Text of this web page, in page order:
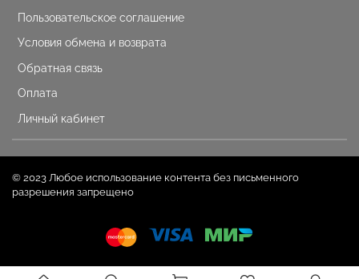
Пользовательское соглашение
Условия обмена и возврата
Обратная связь
Оплата
Личный кабинет
© 2023 Любое использование контента без письменного
разрешения запрещено